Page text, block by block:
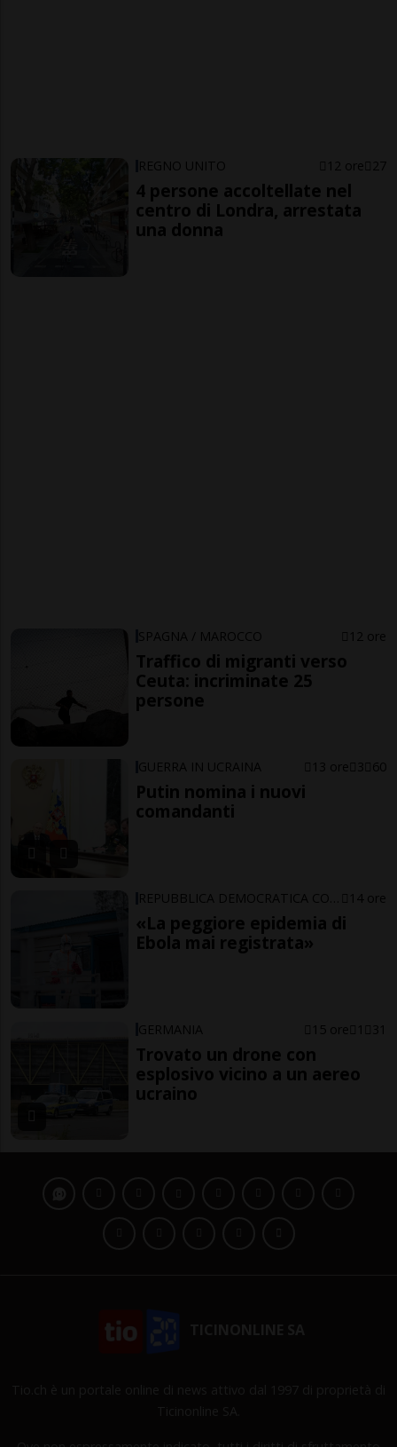
REGNO UNITO 12 ore 27
4 persone accoltellate nel
centro di Londra, arrestata
una donna
SPAGNA / MAROCCO 12 ore
Traffico di migranti verso
Ceuta: incriminate 25
persone
GUERRA IN UCRAINA 13 ore 3 60
Putin nomina i nuovi
comandanti
14 ore
«La peggiore epidemia di
Ebola mai registrata»
GERMANIA 15 ore 1 31
Trovato un drone con
esplosivo vicino a un aereo
ucraino